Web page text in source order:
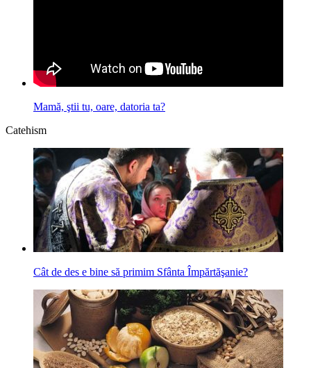
Mamă, ştii tu, oare, datoria ta?
Catehism
Cât de des e bine să primim Sfânta Împărtăşanie?